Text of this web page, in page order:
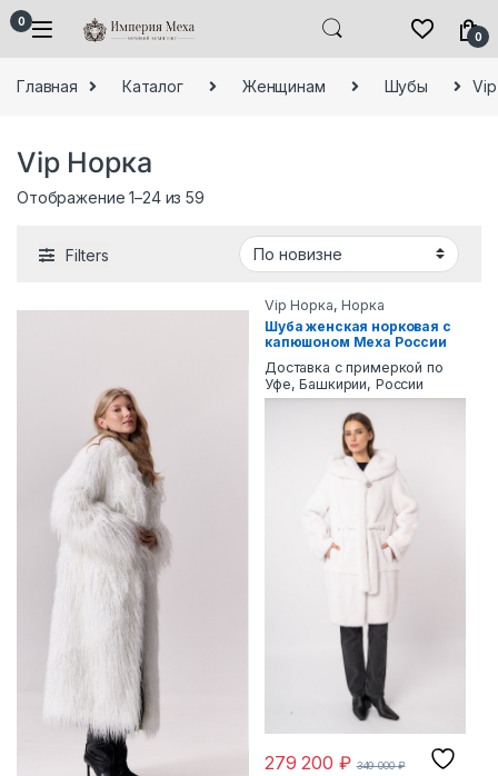
Skip to navigation
Skip to content
0
0
Главная Каталог Женщинам Шубы
Vip Норка
Отображение 1–24 из 59Сортировка: самые недавние
Filters
Vip Норка,Норка
Шуба женская норковая с
капюшоном Меха России
Доставка с примеркой по
Уфе, Башкирии, России
279 200 ₽ 349 000₽